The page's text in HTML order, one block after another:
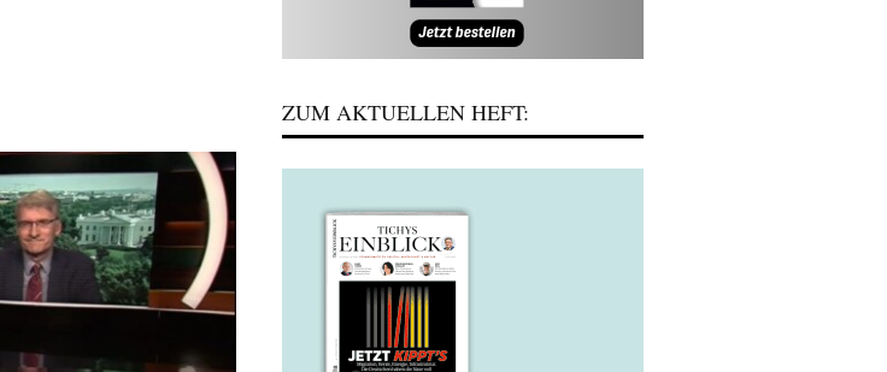
ZUM AKTUELLEN HEFT: